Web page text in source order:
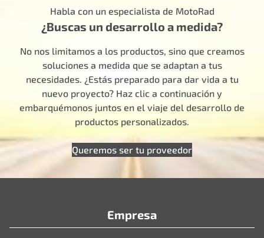
Habla con un especialista de MotoRad
¿Buscas un desarrollo a medida?
No nos limitamos a los productos, sino que creamos
soluciones a medida que se adaptan a tus
necesidades. ¿Estás preparado para dar vida a tu
nuevo proyecto? Haz clic a continuación y
embarquémonos juntos en el viaje del desarrollo de
productos personalizados.
Queremos ser tu proveedor
Empresa